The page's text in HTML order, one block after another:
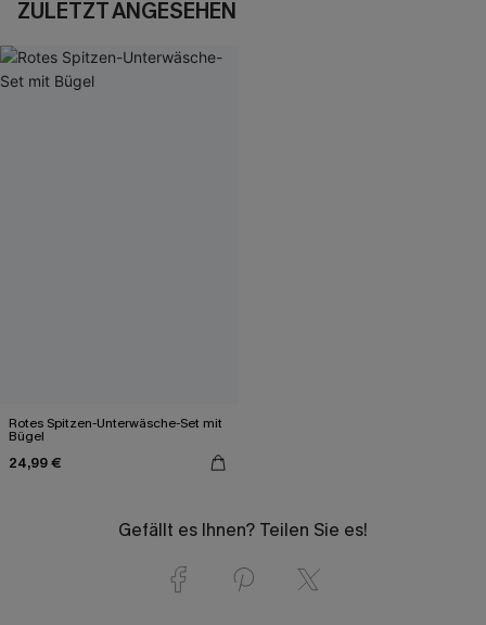
ZULETZT ANGESEHEN
Rotes Spitzen-Unterwäsche-Set mit
Bügel
24,99 €
Gefällt es Ihnen? Teilen Sie es!